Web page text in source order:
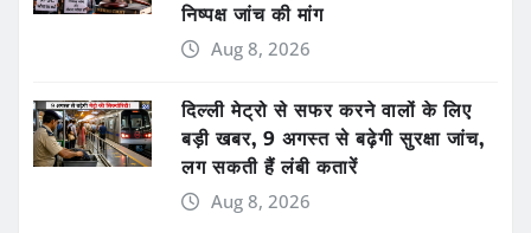
निष्पक्ष जांच की मांग
Aug 8, 2026
दिल्ली मेट्रो से सफर करने वालों के लिए
बड़ी खबर, 9 अगस्त से बढ़ेगी सुरक्षा जांच,
लग सकती हैं लंबी कतारें
Aug 8, 2026